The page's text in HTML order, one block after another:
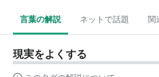
言葉の解説 ネットで話題 関
現実をよくする